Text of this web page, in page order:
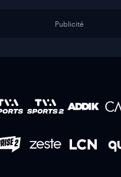
Publicité